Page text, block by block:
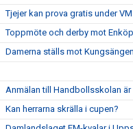
Tjejer kan prova gratis under VM
Toppmöte och derby mot
Damerna ställs mot Kungsängen
Anmälan till Handbollsskolan är
Kan herrarna skrälla i cupen?